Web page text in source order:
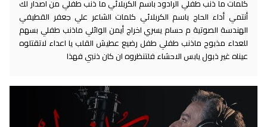
كلمات ما ذنب طفلي الرادود باسم الكربلائي ما ذنب طفلي من اصدار لك
أنتمي أداء الحاج باسم الكربلائي كلمات الشاعر علي جعفر القطيفي
الهندسة الصوتية م حسام يسري اخراج أيمن الوائلي ماذنب طفلي بسهم
للعداء مذبوح ماذنب طفلي طفل رضيع عطيش القلب يا اعداء لاتقتلوه
عيناه غير ذبول يابس الاحشاء فلتنظروه ان كان ذنبي فهذا